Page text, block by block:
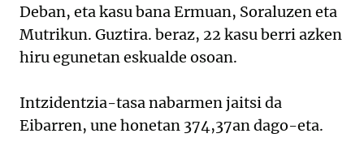
Deban, eta kasu bana Ermuan, Soraluzen eta
Mutrikun. Guztira. beraz, 22 kasu berri azken
hiru egunetan eskualde osoan.
Intzidentzia-tasa nabarmen jaitsi da
Eibarren, une honetan 374,37an dago-eta.